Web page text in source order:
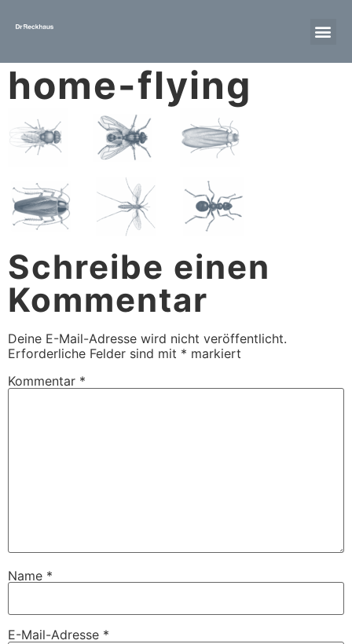
home-flying
Schreibe einen
Kommentar
Deine E-Mail-Adresse wird nicht veröffentlicht.
Erforderliche Felder sind mit * markiert
Kommentar *
Name *
E-Mail-Adresse *